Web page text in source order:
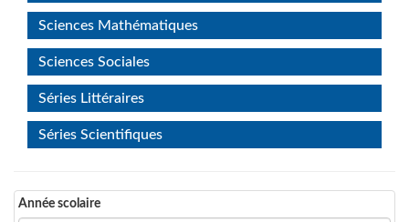
Sciences Mathématiques
Sciences Sociales
Séries Littéraires
Séries Scientifiques
Année scolaire